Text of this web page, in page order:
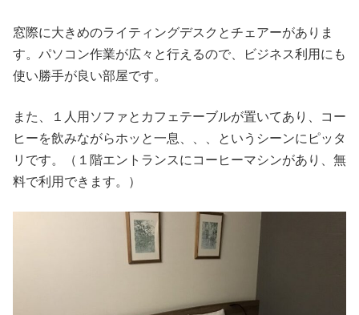
窓際に大きめのライティングデスクとチェアーがありま
す。パソコン作業が広々と行えるので、ビジネス利用にも
使い勝手が良い部屋です。
また、１人用ソファとカフェテーブルが置いてあり、コー
ヒーを飲みながらホッと一息、、、というシーンにピッタ
リです。（１階エントランスにコーヒーマシンがあり、無
料で利用できます。）